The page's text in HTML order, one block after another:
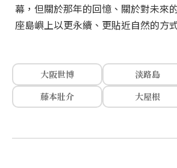
幕，但關於那年的回憶、關於對未來
座島嶼上以更永續、更貼近自然的方
大阪世博
淡路島
藤本壯介
大屋根